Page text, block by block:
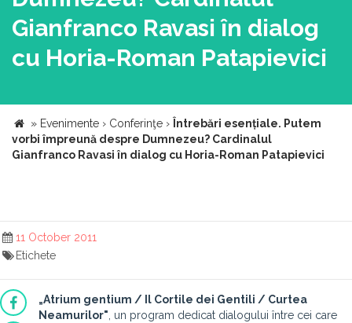
Gianfranco Ravasi în dialog
cu Horia-Roman Patapievici
» Evenimente › Conferinţe › Întrebări esențiale. Putem
vorbi împreună despre Dumnezeu? Cardinalul
Gianfranco Ravasi în dialog cu Horia-Roman Patapievici
11 October 2011
Etichete
„Atrium gentium / Il Cortile dei Gentili / Curtea
Neamurilor" , un program dedicat dialogului între cei care